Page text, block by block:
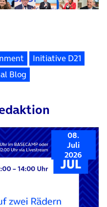
Initiative D21
Blog
08.
Juli
2026